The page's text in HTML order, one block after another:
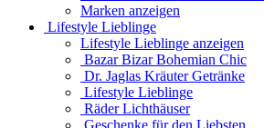
Marken anzeigen
Lifestyle Lieblinge
Lifestyle Lieblinge anzeigen
Bazar Bizar Bohemian Chic
Dr. Jaglas Kräuter Getränke
Lifestyle Lieblinge
Räder Lichthäuser
Geschenke für den Liebsten